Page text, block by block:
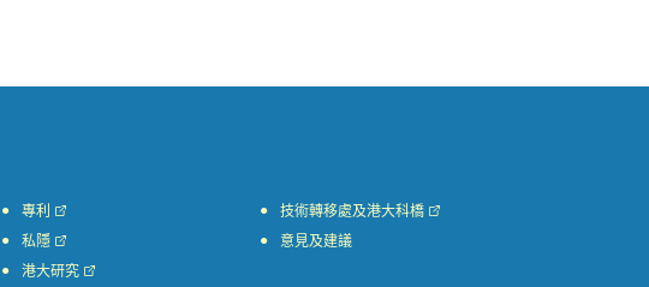
專利
私隱
港大研究
技術轉移處及港大科橋
意見及建議